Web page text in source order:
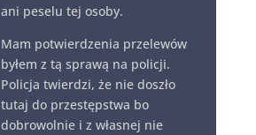
ani peselu tej osoby.
Mam potwierdzenia przelewów
byłem z tą sprawą na policji.
Policja twierdzi, że nie doszło
tutaj do przestępstwa bo
dobrowolnie i z własnej nie